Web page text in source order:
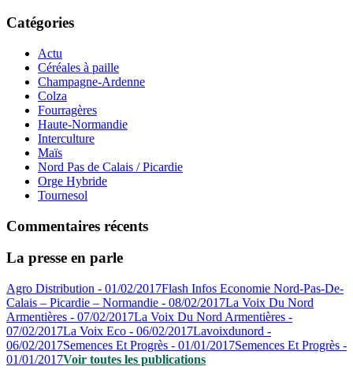
Catégories
Actu
Céréales à paille
Champagne-Ardenne
Colza
Fourragères
Haute-Normandie
Interculture
Maïs
Nord Pas de Calais / Picardie
Orge Hybride
Tournesol
Commentaires récents
La presse en parle
Agro Distribution - 01/02/2017Flash Infos Economie Nord-Pas-De-
Calais – Picardie – Normandie - 08/02/2017La Voix Du Nord
Armentières - 07/02/2017La Voix Du Nord Armentières -
07/02/2017La Voix Eco - 06/02/2017Lavoixdunord -
06/02/2017Semences Et Progrès - 01/01/2017Semences Et Progrès -
01/01/2017Voir toutes les publications